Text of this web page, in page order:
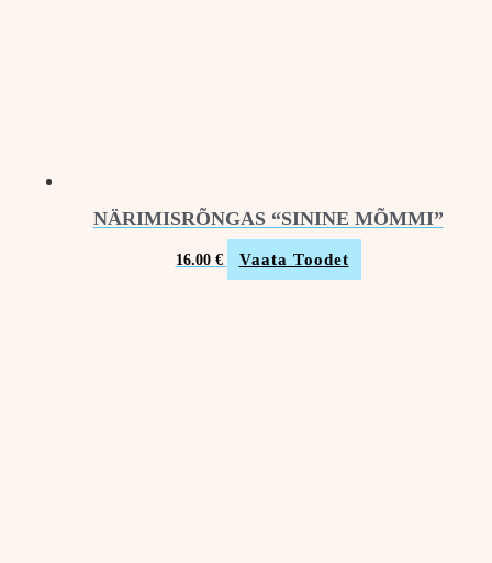
NÄRIMISRÕNGAS “SININE MÕMMI”
16.00 € Vaata Toodet